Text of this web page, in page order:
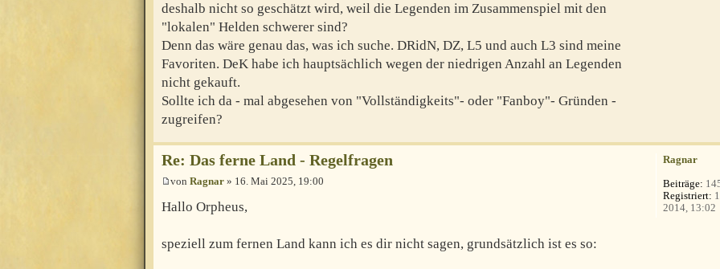
deshalb nicht so geschätzt wird, weil die Legenden im Zusammenspiel mit den
"lokalen" Helden schwerer sind?
Denn das wäre genau das, was ich suche. DRidN, DZ, L5 und auch L3 sind meine
Favoriten. DeK habe ich hauptsächlich wegen der niedrigen Anzahl an Legenden
nicht gekauft.
Sollte ich da - mal abgesehen von "Vollständigkeits"- oder "Fanboy"- Gründen -
zugreifen?
Re: Das ferne Land - Regelfragen
von Ragnar » 16. Mai 2025, 19:00
Hallo Orpheus,
speziell zum fernen Land kann ich es dir nicht sagen, grundsätzlich ist es so:
Ragnar
Beiträge:
Registriert:
2014, 13:02